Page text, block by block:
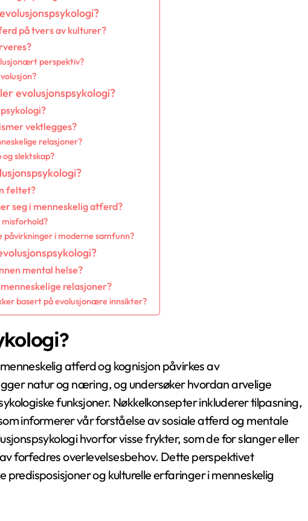
på tvers av kulturer?
perspektiv?
evolusjonspsykologi?
vektlegges?
relasjoner?
slektskap?
feltet?
seg i menneskelig atferd?
i moderne samfunn?
mental helse?
relasjoner?
basert på evolusjonære innsikter?
atferd og kognisjon påvirkes av
natur og næring, og undersøker hvordan arvelige
funksjoner. Nøkkelkonsepter inkluderer tilpasning,
informerer vår forståelse av sosiale atferd og mentale
hvorfor visse frykter, som de for slanger eller
forfedres overlevelsesbehov. Dette perspektivet
predisposisjoner og kulturelle erfaringer i menneskelig